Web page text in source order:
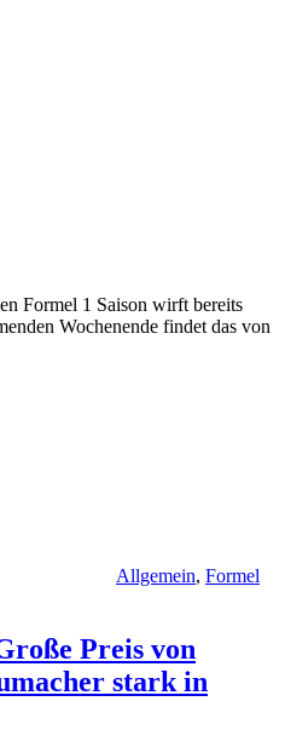
Formel 1 Saison wirft bereits
Wochenende findet das von
Allgemein, Formel
Preis von
stark in